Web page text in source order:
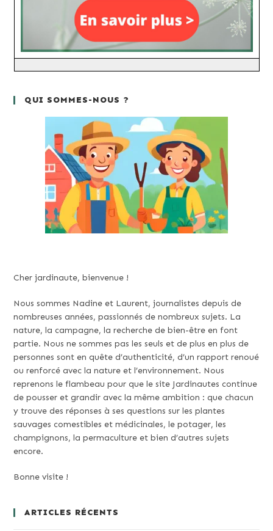
QUI SOMMES-NOUS ?
Cher jardinaute, bienvenue !
Nous sommes Nadine et Laurent, journalistes depuis de
nombreuses années, passionnés de nombreux sujets. La
nature, la campagne, la recherche de bien-être en font
partie. Nous ne sommes pas les seuls et de plus en plus de
personnes sont en quête d’authenticité, d’un rapport renoué
ou renforcé avec la nature et l’environnement. Nous
reprenons le flambeau pour que le site Jardinautes continue
de pousser et grandir avec la même ambition : que chacun
y trouve des réponses à ses questions sur les plantes
sauvages comestibles et médicinales, le potager, les
champignons, la permaculture et bien d’autres sujets
encore.
Bonne visite !
ARTICLES RÉCENTS